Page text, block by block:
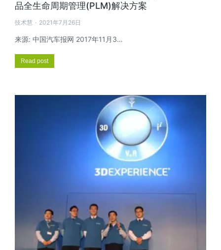
品全生命周期管理(PLM)解决方案
技术慧 2021年7月26日
来源: 中国汽车报网 2017年11月3…
Read post